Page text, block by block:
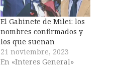
El Gabinete de Milei: los
nombres confirmados y
los que suenan
21 noviembre, 2023
En «Interes General»